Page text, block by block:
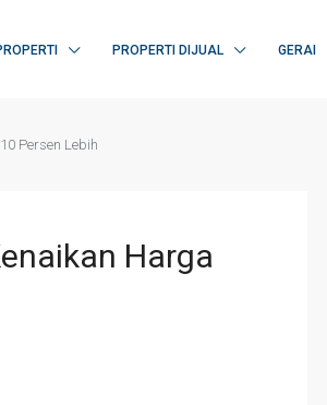
PROPERTI DIJUAL GERAI
Persen Lebih
Harga